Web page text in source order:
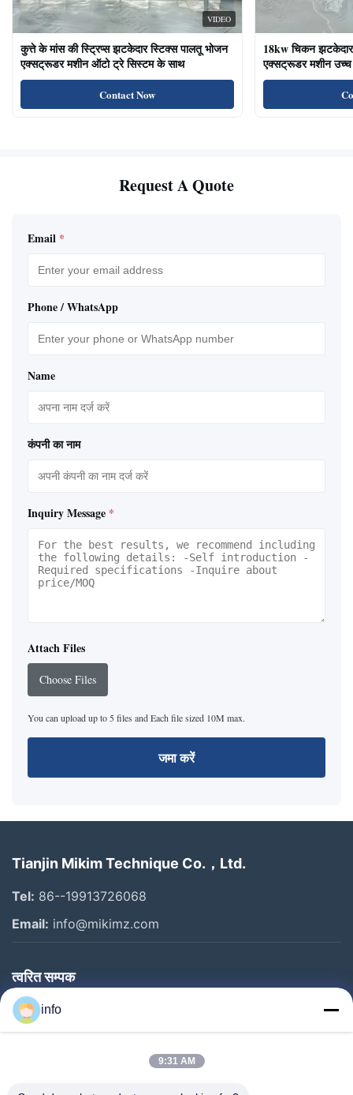
VIDEO
कुत्ते के मांस की स्ट्रिप्स झटकेदार स्टिक्स पालतू भोजन
एक्सट्रूडर मशीन ऑटो ट्रे सिस्टम के साथ
Contact Now
18kw चिकन झटकेदार
एक्सट्रूडर मशीन उच्च
का भोजन बिल्ली के
Request A Quote
Email *
Phone / WhatsApp
Name
कंपनी का नाम
Inquiry Message *
Attach Files
Choose Files
You can upload up to 5 files and Each file sized 10M max.
जमा करें
Tianjin Mikim Technique Co.，Ltd.
Tel: 86--19913726068
Email: info@mikimz.com
त्वरित सम्पक
घर
उत्पादों
info
9:31 AM